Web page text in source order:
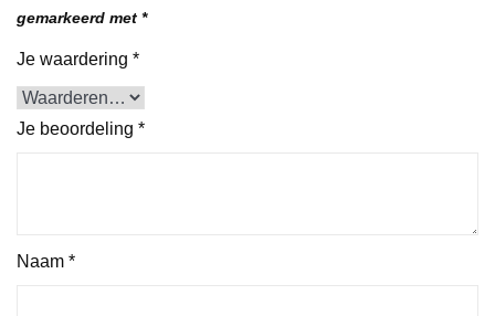
gemarkeerd met *
Je waardering *
Je beoordeling *
Naam *